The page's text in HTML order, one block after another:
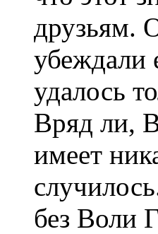
друзьям.
убеждали
удалось
Вряд ли,
имеет
без Воли